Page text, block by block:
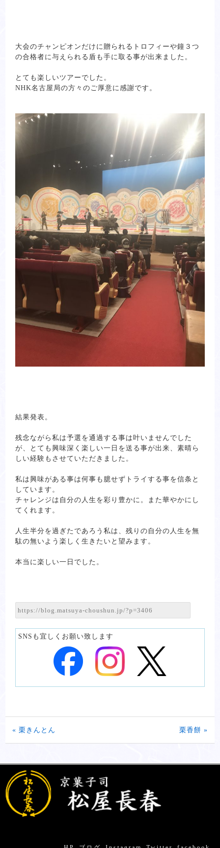
大会のチャンピオンだけに贈られるトロフィーや鐘３つ
の合格者に与えられる盾も手に取る事が出来ました。
とても楽しいツアーでした。
NHK名古屋局の方々のご厚意に感謝です。
結果発表。
残念ながら私は予選を通過する事は叶いませんでした
が、とても興味深く楽しい一日を送る事が出来、素晴ら
しい経験もさせていただきました。
私は興味がある事は何事も臆せずトライする事を信条と
しています。
チャレンジは自分の人生を彩り豊かに。また華やかにし
てくれます。
人生半分を過ぎたであろう私は、残りの自分の人生を無
駄の無いよう楽しく生きたいと望みます。
本当に楽しい一日でした。
SNSも宜しくお願い致します
« 栗きんとん 栗香餅 »